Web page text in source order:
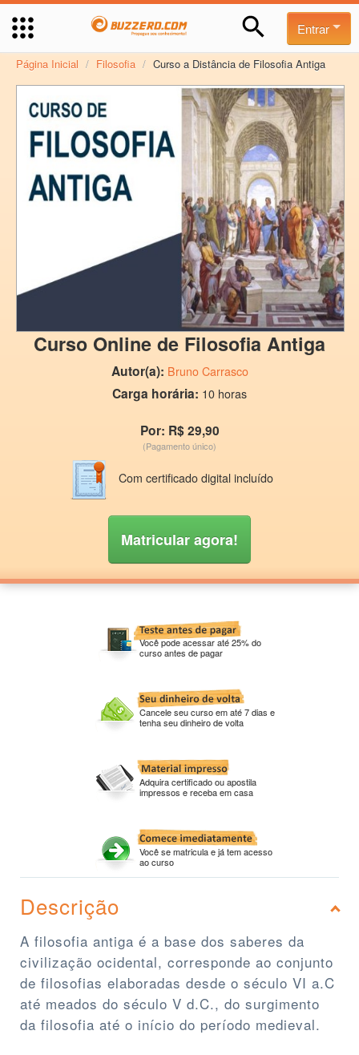
Entrar
Página Inicial / Filosofia / Curso a Distância de Filosofia Antiga
Curso Online de Filosofia Antiga
Autor(a): Bruno Carrasco
Carga horária: 10 horas
Por: R$ 29,90
(Pagamento único)
Com certificado digital incluído
Matricular agora!
Você pode acessar até 25% do
curso antes de pagar
Cancele seu curso em até 7 dias e
tenha seu dinheiro de volta
Adquira certificado ou apostila
impressos e receba em casa
Você se matricula e já tem acesso
ao curso
Descrição
A filosofia antiga é a base dos saberes da
civilização ocidental, corresponde ao conjunto
de filosofias elaboradas desde o século VI a.C
até meados do século V d.C., do surgimento
da filosofia até o início do período medieval.